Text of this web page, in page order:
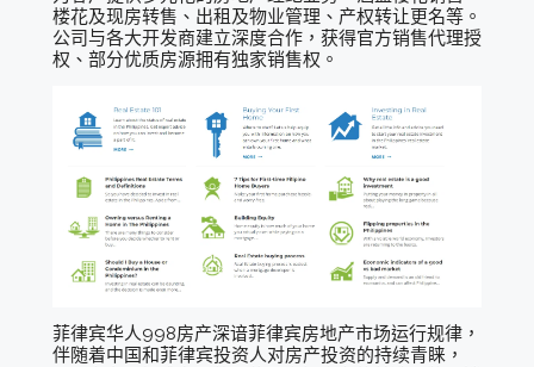
楼花及现房转售、出租及物业管理、产权转让更名等。
公司与各大开发商建立深度合作，获得官方销售代理授
权、部分优质房源拥有独家销售权。
菲律宾华人998房产深谙菲律宾房地产市场运行规律，
伴随着中国和菲律宾投资人对房产投资的持续青睐，